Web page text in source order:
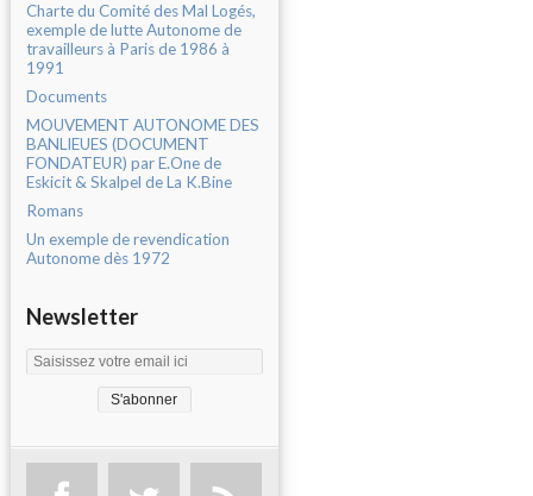
Charte du Comité des Mal Logés,
exemple de lutte Autonome de
travailleurs à Paris de 1986 à
1991
Documents
MOUVEMENT AUTONOME DES
BANLIEUES (DOCUMENT
FONDATEUR) par E.One de
Eskicit & Skalpel de La K.Bine
Romans
Un exemple de revendication
Autonome dès 1972
Newsletter